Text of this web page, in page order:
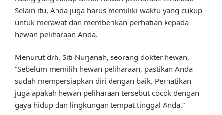
Selain itu, Anda juga harus memiliki waktu yang cukup
untuk merawat dan memberikan perhatian kepada
hewan peliharaan Anda.
Menurut drh. Siti Nurjanah, seorang dokter hewan,
“Sebelum memilih hewan peliharaan, pastikan Anda
sudah mempersiapkan diri dengan baik. Perhatikan
juga apakah hewan peliharaan tersebut cocok dengan
gaya hidup dan lingkungan tempat tinggal Anda.”